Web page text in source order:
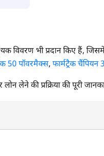
विवरण भी प्रदान किए हैं,
50 पॉवरमैक्स, फार्मट्रैक
लेने की प्रक्रिया की पूरी